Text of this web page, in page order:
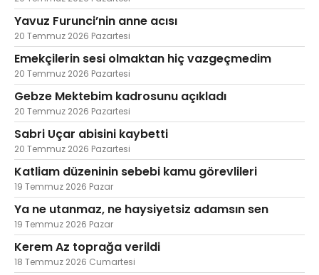
Yavuz Furunci’nin anne acısı
20 Temmuz 2026 Pazartesi
Emekçilerin sesi olmaktan hiç vazgeçmedim
20 Temmuz 2026 Pazartesi
Gebze Mektebim kadrosunu açıkladı
20 Temmuz 2026 Pazartesi
Sabri Uçar abisini kaybetti
20 Temmuz 2026 Pazartesi
Katliam düzeninin sebebi kamu görevlileri
19 Temmuz 2026 Pazar
Ya ne utanmaz, ne haysiyetsiz adamsın sen
19 Temmuz 2026 Pazar
Kerem Az toprağa verildi
18 Temmuz 2026 Cumartesi